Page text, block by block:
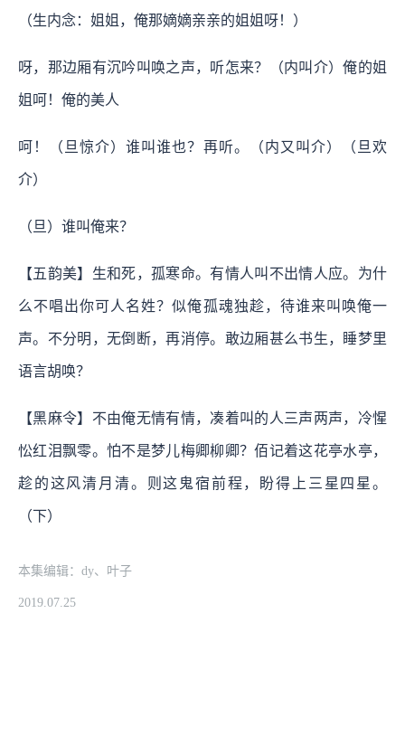
（生内念：姐姐，俺那嫡嫡亲亲的姐姐呀！）
呀，那边厢有沉吟叫唤之声，听怎来？（内叫介）俺的姐
姐呵！俺的美人
呵！（旦惊介）谁叫谁也？再听。（内又叫介）（旦欢
介）
（旦）谁叫俺来？
【五韵美】生和死，孤寒命。有情人叫不出情人应。为什
么不唱出你可人名姓？似俺孤魂独趁，待谁来叫唤俺一
声。不分明，无倒断，再消停。敢边厢甚么书生，睡梦里
语言胡唤？
【黑麻令】不由俺无情有情，凑着叫的人三声两声，冷惺
忪红泪飘零。怕不是梦儿梅卿柳卿？佰记着这花亭水亭，
趁的这风清月清。则这鬼宿前程，盼得上三星四星。
（下）
本集编辑：dy、叶子
2019.07.25